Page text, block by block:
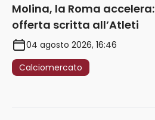
Molina, la Roma accelera:
offerta scritta all’Atleti
04 agosto 2026, 16:46
Calciomercato